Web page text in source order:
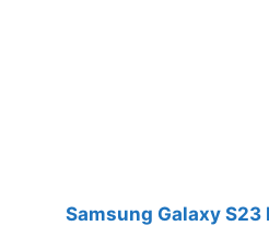
Samsung Galaxy S23